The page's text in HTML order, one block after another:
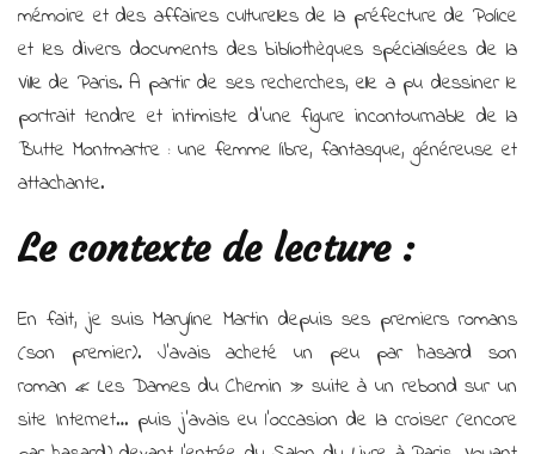
mémoire et des affaires culturelles de la préfecture de Police
et les divers documents des bibliothèques spécialisées de la
Ville de Paris. A partir de ses recherches, elle a pu dessiner le
portrait tendre et intimiste d’une figure incontournable de la
Butte Montmartre : une femme libre, fantasque, généreuse et
attachante.
Le contexte de lecture :
En fait, je suis Maryline Martin depuis ses premiers romans
(son premier). J’avais acheté un peu par hasard son
roman « Les Dames du Chemin » suite à un rebond sur un
site Internet… puis j’avais eu l’occasion de la croiser (encore